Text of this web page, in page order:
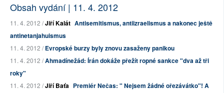
Obsah vydání | 11. 4. 2012
11. 4. 2012 /Jiří Kalát Antisemitismus, antiizraelismus a nakonec ještě
antinetanjahuismus
11. 4. 2012 /Evropské burzy byly znovu zasaženy panikou
11. 4. 2012 /Ahmadínežád: Írán dokáže přežít ropné sankce "dva až tři
roky"
11. 4. 2012 /Jiří Baťa Premiér Nečas: " Nejsem žádné ořezávátko"! A